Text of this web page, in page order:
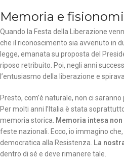
Memoria e
Quando la Festa della Liberazione
che il riconoscimento sia avvenuto in
legge, emanata su proposta del
riposo retribuito. Poi, negli anni
l’entusiasmo della liberazione e
Presto, com’è naturale, non ci
Per molti anni l’Italia è stata
memoria storica. Memoria intesa
feste nazionali. Ecco, io immagino
democratica alla Resistenza. La
dentro di sé e deve rimanere tale.